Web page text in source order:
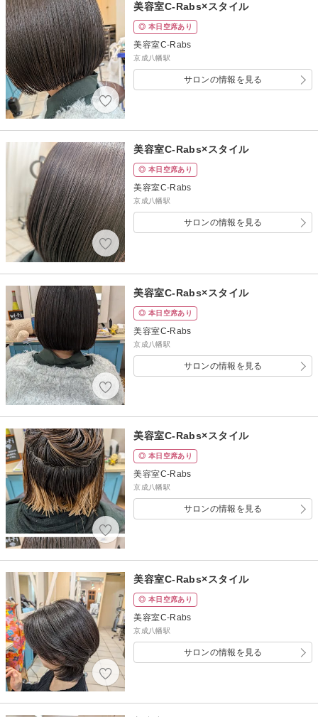
美容室C-Rabs×スタイル
◎ 本日空席あり
美容室C-Rabs
京成八幡駅
サロンの情報を見る
美容室C-Rabs×スタイル
◎ 本日空席あり
美容室C-Rabs
京成八幡駅
サロンの情報を見る
美容室C-Rabs×スタイル
◎ 本日空席あり
美容室C-Rabs
京成八幡駅
サロンの情報を見る
美容室C-Rabs×スタイル
◎ 本日空席あり
美容室C-Rabs
京成八幡駅
サロンの情報を見る
美容室C-Rabs×スタイル
◎ 本日空席あり
美容室C-Rabs
京成八幡駅
サロンの情報を見る